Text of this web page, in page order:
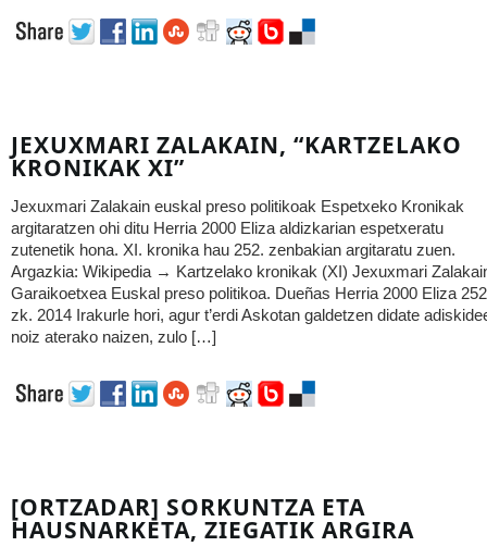
JEXUXMARI ZALAKAIN, “KARTZELAKO
KRONIKAK XI”
Jexuxmari Zalakain euskal preso politikoak Espetxeko Kronikak
argitaratzen ohi ditu Herria 2000 Eliza aldizkarian espetxeratu
zutenetik hona. XI. kronika hau 252. zenbakian argitaratu zuen.
Argazkia: Wikipedia → Kartzelako kronikak (XI) Jexuxmari
Garaikoetxea Euskal preso politikoa. Dueñas Herria 2000 Eliza
zk. 2014 Irakurle hori, agur t’erdi Askotan galdetzen didate
noiz aterako naizen, zulo […]
[ORTZADAR] SORKUNTZA ETA
HAUSNARKETA, ZIEGATIK ARGIRA